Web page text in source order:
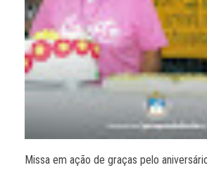
Missa em ação de graças pelo